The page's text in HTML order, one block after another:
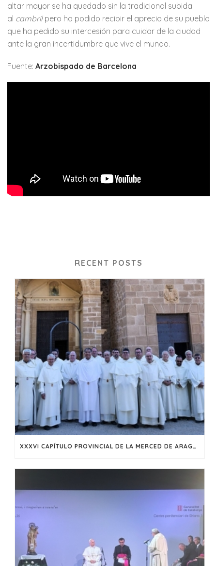
altar mayor se ha quedado sin la tradicional subida
al cambrilpero ha podido recibir el aprecio de su pueblo
que ha pedido su intercesión para cuidar de la ciudad
ante la gran incertidumbre que vive el mundo.
Fuente: Arzobispado de Barcelona
RECENT POSTS
XXXVI CAPÍTULO PROVINCIAL DE LA MERCED DE ARAGÓN